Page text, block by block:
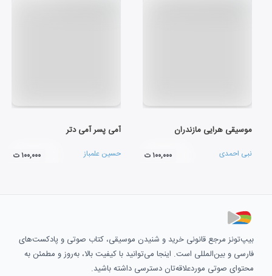
موسیقی هرایی مازندران
نبی احمدی ۱۰۰,۰۰۰ ت
آمی پسر آمی دتر
حسین علمباز ۱۰۰,۰۰۰ ت
بیپ‌تونز مرجع قانونی خرید و شنیدن موسیقی، کتاب صوتی و پادکست‌های
فارسی و بین‌المللی است. اینجا می‌توانید با کیفیت بالا، به‌روز و مطمئن به
محتوای صوتی موردعلاقه‌تان دسترسی داشته باشید.